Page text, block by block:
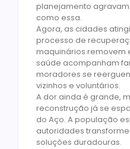
planejamento
como essa.
Agora, as cidades
processo de
maquinários removem
saúde acompanham
moradores se
vizinhos e voluntários.
A dor ainda é grande,
reconstrução já se
do Aço. A população
autoridades
soluções duradouras.